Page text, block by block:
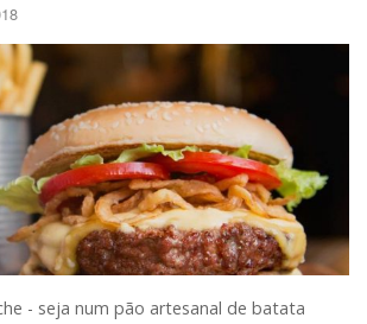
- seja num pão artesanal de batata